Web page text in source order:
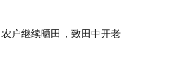
户继续晒田，致田中开老